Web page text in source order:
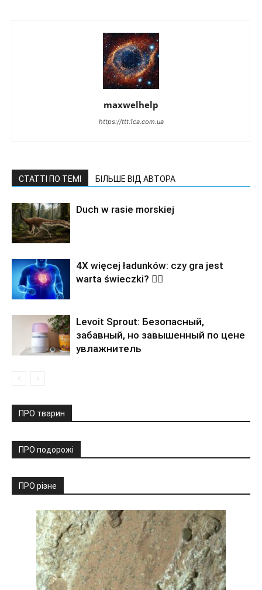
maxwelhelp
https://ttt.1ca.com.ua
СТАТТІ ПО ТЕМІ БІЛЬШЕ ВІД АВТОРА
Duch w rasie morskiej
4X więcej ładunków: czy gra jest
warta świeczki? 🏃‍♂️
Levoit Sprout: Безопасный,
забавный, но завышенный по цене
увлажнитель
ПРО тварин
ПРО подорожі
ПРО різне